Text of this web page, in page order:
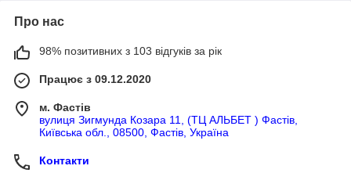
Про нас
98% позитивних з 103 відгуків за рік
Працює з 09.12.2020
м. Фастів
вулиця Зигмунда Козара 11, (ТЦ АЛЬБЕТ ) Фастів,
Київська обл., 08500, Фастів, Україна
Контакти